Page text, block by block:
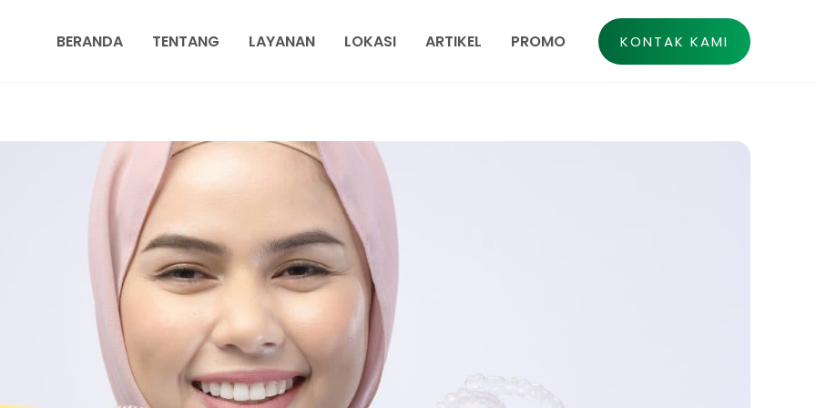
BERANDA TENTANG LAYANAN LOKASI ARTIKEL PROMO KONTAK KAMI